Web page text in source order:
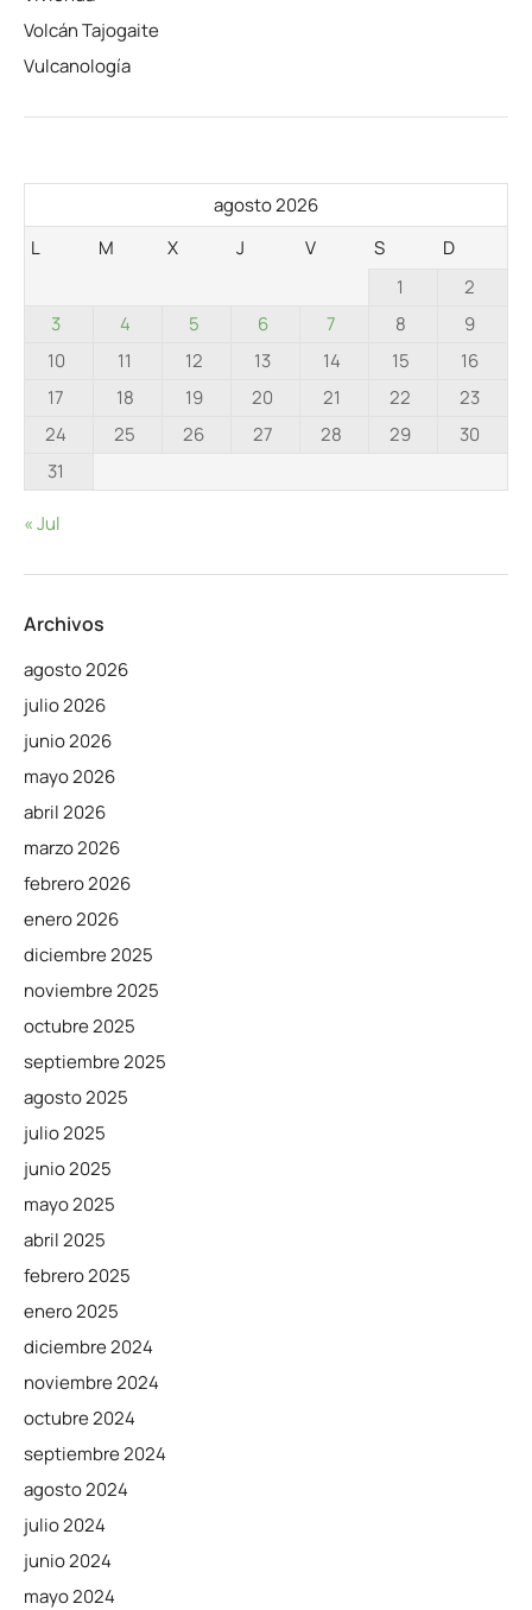
Volcán Tajogaite
Vulcanología
agosto 2026
L
M X J V S
D
1
2
3
4 5 6 7 8
9
10
11 12 13 14 15
16
17
18 19 20 21 22
23
24
25 26 27 28 29
30
31
« Jul
Archivos
agosto 2026
julio 2026
junio 2026
mayo 2026
abril 2026
marzo 2026
febrero 2026
enero 2026
diciembre 2025
noviembre 2025
octubre 2025
septiembre 2025
agosto 2025
julio 2025
junio 2025
mayo 2025
abril 2025
febrero 2025
enero 2025
diciembre 2024
noviembre 2024
octubre 2024
septiembre 2024
agosto 2024
julio 2024
junio 2024
mayo 2024